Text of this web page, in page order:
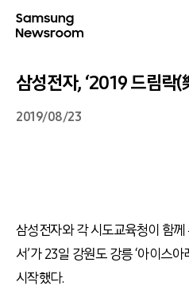
삼성전자, ‘2019 드림락(
2019/08/23
삼성전자와 각 시도교육청이 함
서’가 23일 강원도 강릉 ‘아이스
시작했다.